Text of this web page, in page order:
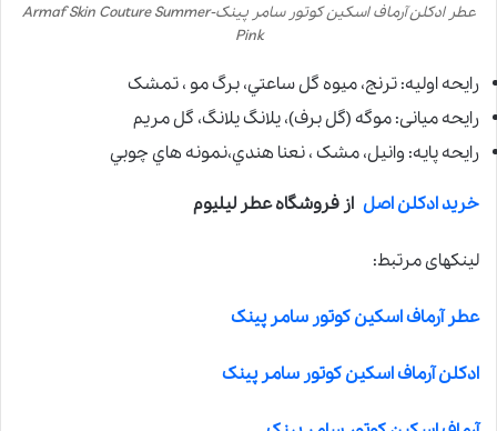
عطر ادکلن آرماف اسکین کوتور سامر پینک-Armaf Skin Couture Summer
Pink
رایحه اولیه: ترنج، ميوه گل ساعتي، برگ مو ، تمشک
رایحه میانی: موگه (گل برف)، يلانگ يلانگ، گل مريم
رایحه پایه: وانيل، مشک ، نعنا هندي،نمونه هاي چوبي
خرید ادکلن اصل از فروشگاه عطر لیلیوم
لینکهای مرتبط:
عطر آرماف اسکین کوتور سامر پینک
ادکلن آرماف اسکین کوتور سامر پینک